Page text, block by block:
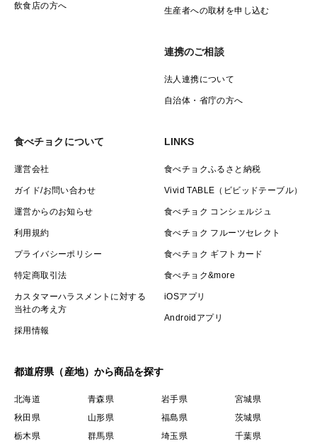
飲食店の方へ 生産者への取材を申し込む
連携のご相談
法人連携について
自治体・省庁の方へ
食べチョクについて
運営会社
ガイド/お問い合わせ
運営からのお知らせ
利用規約
プライバシーポリシー
特定商取引法
カスタマーハラスメントに対する
当社の考え方
採用情報
LINKS
食べチョクふるさと納税
Vivid TABLE（ビビッドテーブル）
食べチョク コンシェルジュ
食べチョク フルーツセレクト
食べチョク ギフトカード
食べチョク&more
iOSアプリ
Androidアプリ
都道府県（産地）から商品を探す
北海道 青森県 岩手県
宮城県
秋田県
山形県 福島県
茨城県
栃木県
群馬県 埼玉県
千葉県